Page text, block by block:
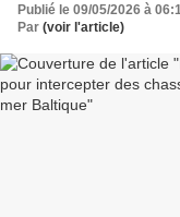
Publié le 09/05/2026 à
Par (voir l'article)